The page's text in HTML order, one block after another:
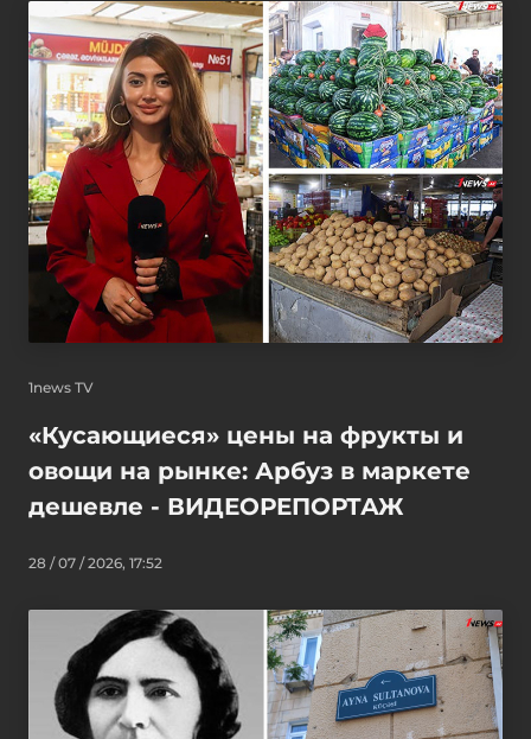
1news TV
«Кусающиеся» цены на фрукты и
овощи на рынке: Арбуз в маркете
дешевле - ВИДЕОРЕПОРТАЖ
28 / 07 / 2026, 17:52